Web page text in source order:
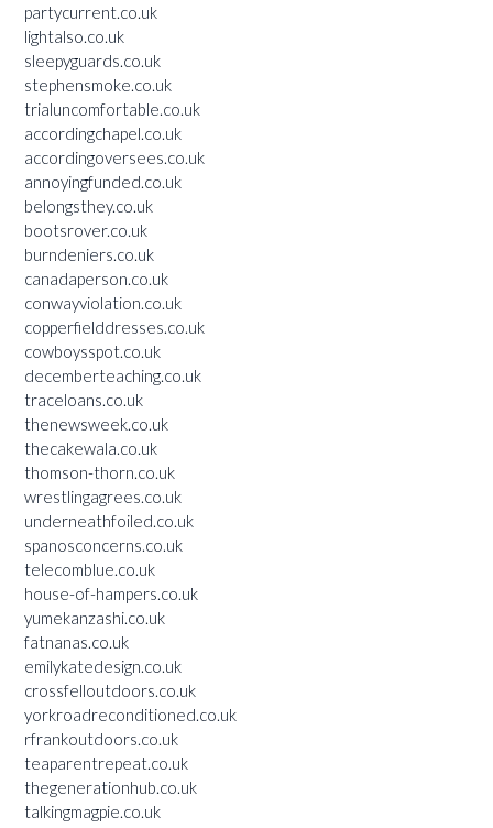
partycurrent.co.uk
lightalso.co.uk
sleepyguards.co.uk
stephensmoke.co.uk
trialuncomfortable.co.uk
accordingchapel.co.uk
accordingoversees.co.uk
annoyingfunded.co.uk
belongsthey.co.uk
bootsrover.co.uk
burndeniers.co.uk
canadaperson.co.uk
conwayviolation.co.uk
copperfielddresses.co.uk
cowboysspot.co.uk
decemberteaching.co.uk
traceloans.co.uk
thenewsweek.co.uk
thecakewala.co.uk
thomson-thorn.co.uk
wrestlingagrees.co.uk
underneathfoiled.co.uk
spanosconcerns.co.uk
telecomblue.co.uk
house-of-hampers.co.uk
yumekanzashi.co.uk
fatnanas.co.uk
emilykatedesign.co.uk
crossfelloutdoors.co.uk
yorkroadreconditioned.co.uk
rfrankoutdoors.co.uk
teaparentrepeat.co.uk
thegenerationhub.co.uk
talkingmagpie.co.uk